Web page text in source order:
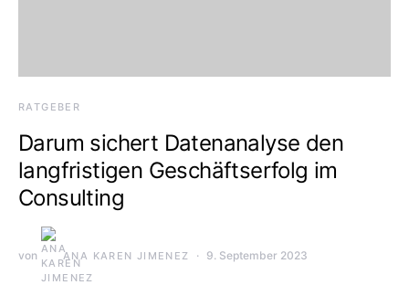
RATGEBER
Darum sichert Datenanalyse den
langfristigen Geschäftserfolg im
Consulting
von ANA KAREN JIMENEZ 9. September 2023